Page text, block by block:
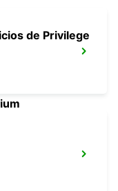
de Privilege